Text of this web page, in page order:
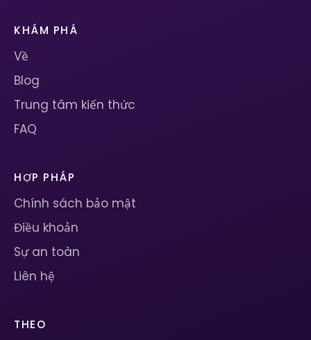
KHÁM PHÁ
Về
Blog
Trung tâm kiến ​​thức
FAQ
HỢP PHÁP
Chính sách bảo mật
Điều khoản
Sự an toàn
Liên hệ
THEO